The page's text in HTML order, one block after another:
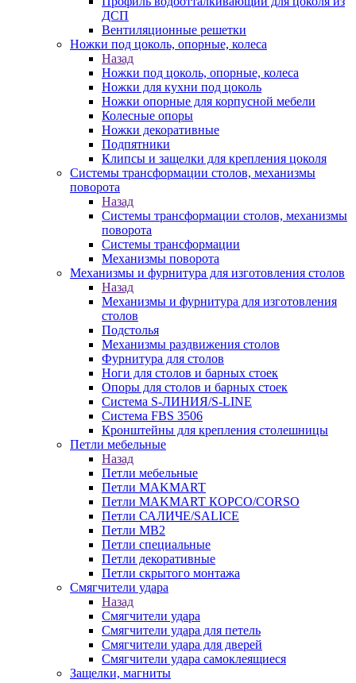
ДСП
Вентиляционные решетки
Ножки под цоколь, опорные, колеса
Назад
Ножки под цоколь, опорные, колеса
Ножки для кухни под цоколь
Ножки опорные для корпусной мебели
Колесные опоры
Ножки декоративные
Подпятники
Клипсы и защелки для крепления цоколя
Системы трансформации столов, механизмы
поворота
Назад
Системы трансформации столов, механизмы
поворота
Системы трансформации
Механизмы поворота
Механизмы и фурнитура для изготовления столов
Назад
Механизмы и фурнитура для изготовления
столов
Подстолья
Механизмы раздвижения столов
Фурнитура для столов
Ноги для столов и барных стоек
Опоры для столов и барных стоек
Система S-ЛИНИЯ/S-LINE
Система FBS 3506
Кронштейны для крепления столешницы
Петли мебельные
Назад
Петли мебельные
Петли MAKMART
Петли MAKMART КОРСО/CORSO
Петли САЛИЧЕ/SALICE
Петли MB2
Петли специальные
Петли декоративные
Петли скрытого монтажа
Смягчители удара
Назад
Смягчители удара
Смягчители удара для петель
Смягчители удара для дверей
Cмягчители удара самоклеящиеся
Защелки, магниты